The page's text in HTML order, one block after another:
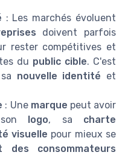
: Les marchés évoluent
doivent parfois
rester compétitives et
du public cible. C'est
nouvelle identité et
: Une marque peut avoir
logo, sa charte
visuelle pour mieux se
des consommateurs